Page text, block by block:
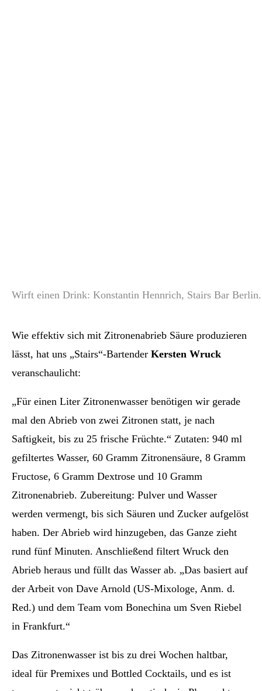
Wirft einen Drink: Konstantin Hennrich, Stairs Bar
Wie effektiv sich mit Zitronenabrieb Säure produzieren
lässt, hat uns „Stairs“-Bartender Kersten Wruck
veranschaulicht:
„Für einen Liter Zitronenwasser benötigen wir gerade
mal den Abrieb von zwei Zitronen statt, je nach
Saftigkeit, bis zu 25 frische Früchte.“ Zutaten: 940 ml
gefiltertes Wasser, 60 Gramm Zitronensäure, 8 Gramm
Fructose, 6 Gramm Dextrose und 10 Gramm
Zitronenabrieb. Zubereitung: Pulver und Wasser
werden vermengt, bis sich Säuren und Zucker aufgelöst
haben. Der Abrieb wird hinzugeben, das Ganze zieht
rund fünf Minuten. Anschließend filtert Wruck den
Abrieb heraus und füllt das Wasser ab. „Das basiert auf
der Arbeit von Dave Arnold (US-Mixologe, Anm. d.
Red.) und dem Team vom Bonechina um Sven Riebel
in Frankfurt.“
Das Zitronenwasser ist bis zu drei Wochen haltbar,
ideal für Premixes und Bottled Cocktails, und es ist